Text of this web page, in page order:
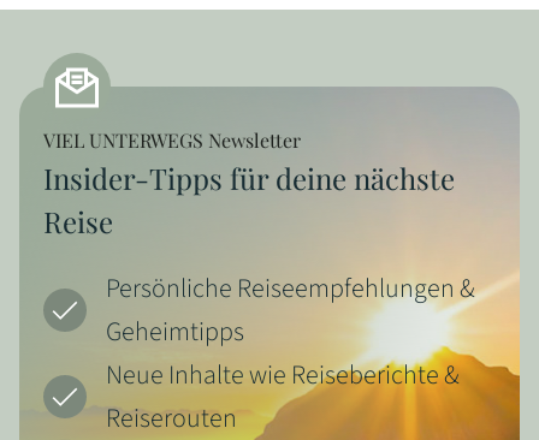
VIEL UNTERWEGS Newsletter
Insider-Tipps für deine nächste
Reise
Persönliche Reiseempfehlungen &
Geheimtipps
Neue Inhalte wie Reiseberichte &
Reiserouten